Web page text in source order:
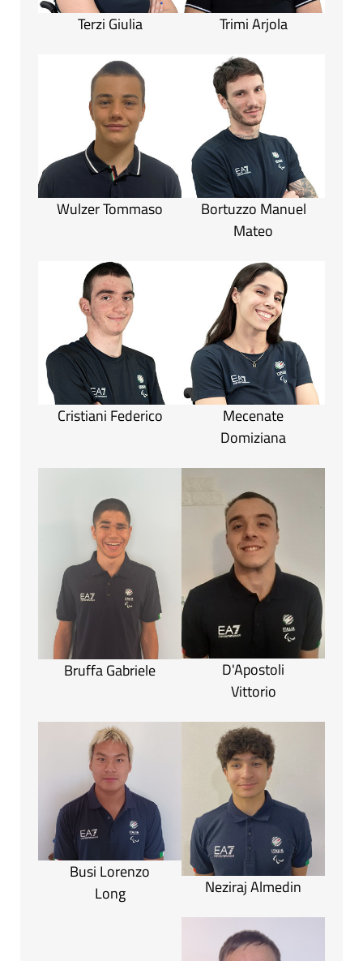
Terzi Giulia Trimi Arjola
Wulzer Tommaso
Bortuzzo Manuel
Mateo
Cristiani Federico
Mecenate
Domiziana
Bruffa Gabriele
D'Apostoli
Vittorio
Busi Lorenzo
Long
Neziraj Almedin